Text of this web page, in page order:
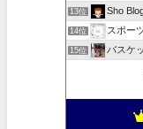
13位 Sho
14位 スポー
15位 バスケ